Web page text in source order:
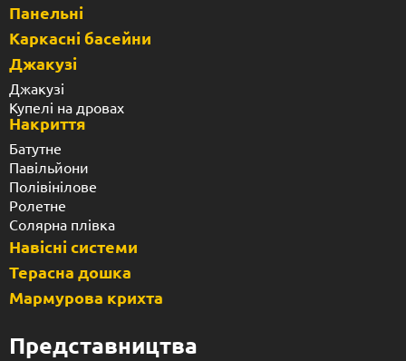
Панельні
Каркасні басейни
Джакузі
Джакузі
Купелі на дровах
Накриття
Батутне
Павільйони
Полівінілове
Ролетне
Солярна плівка
Навісні системи
Терасна дошка
Мармурова крихта
Представництва